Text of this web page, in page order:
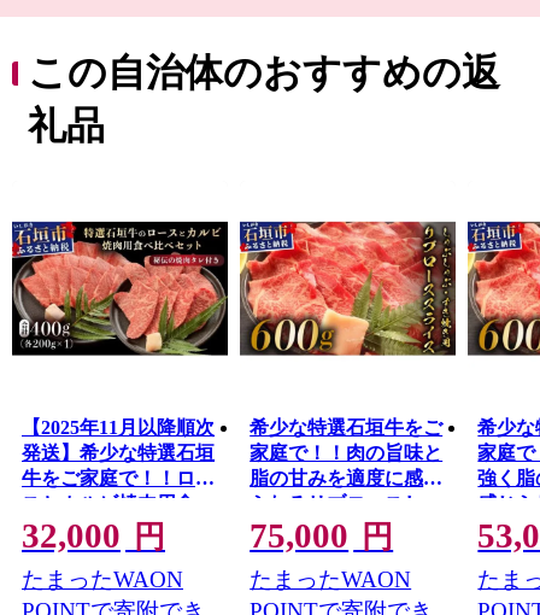
んでいます。
石垣市では、そんな島の魅力を感じていただけるふるさ
と納税のお礼の品を豊富にご用意しております。
この自治体のおすすめの返
礼品
【2025年11月以降順次
発送】希少な特選石垣
牛をご家庭で！！ロー
スとカルビ焼肉用食べ
比べセット合計400g &
石垣牛 MARU秘伝の
焼肉タレ100ml×1本 |
沖縄 石垣 特選 牛 ロー
32,000 円
たまったWAON
希少な特選石垣牛をご
家庭で！！肉の旨味と
脂の甘みを適度に感じ
られるリブロースしゃ
ぶしゃぶ、すき焼き用
スライス 合計600g | 沖
縄 石垣 特選 牛 リブ
ロース 肉 すき焼き し
75,000 円
たまったWAON
希少な
家庭で
強く脂
感じ
ゃぶ
用スライス
沖縄
ロース
たま